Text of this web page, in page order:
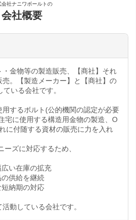
会社ナニワボールトの
会社概要
・金物等の製造販売、【商社】それ
。【製造メーカー】と【商社】の
いる会社です。
するボルト(公的機関の認定が必要
宅に使用する構造用金物の製造、O
に付随する資材の販売に力を入れ
ーズに対応するため、
い在庫の拡充
供給を継続
納期の対応
動している会社です。